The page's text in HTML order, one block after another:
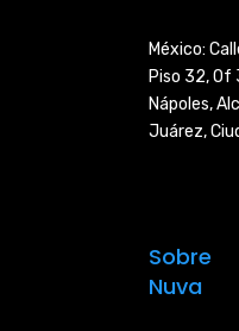
México:
Piso 32, Of
Nápoles,
Juárez,
Sobre
Nuva